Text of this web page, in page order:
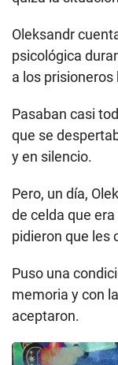
Oleksandr
psicológica
a los
Pasaban casi
que se
y en silencio.
Pero, un día,
de celda que
pidieron que les
Puso una
memoria y con
aceptaron.